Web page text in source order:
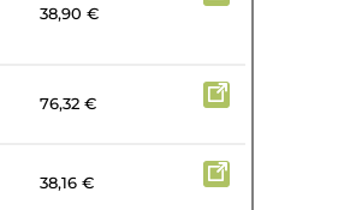
38,90 €
76,32 €
38,16 €